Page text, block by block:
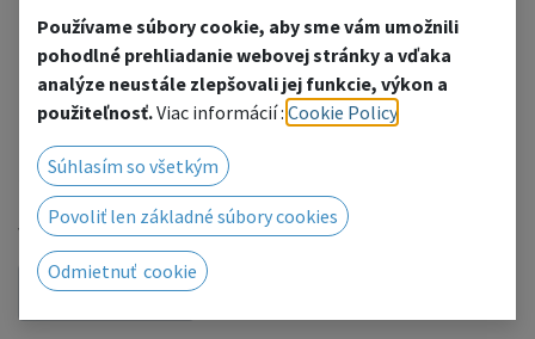
TS3 Tribune Adapter Left
L shaped connector for creating tribune system
24.60€
with VAT
Používame súbory cookie, aby sme vám umožnili
pohodlné prehliadanie webovej stránky a vďaka
analýze neustále zlepšovali jej funkcie, výkon a
použiteľnosť.Viac informácií : Cookie Policy
Súhlasím so všetkým
Povoliť len základné súbory cookies
Odmietnuť cookie